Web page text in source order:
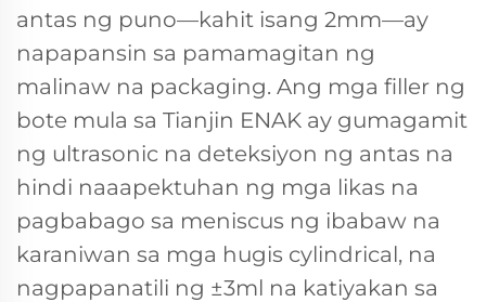
antas ng puno—kahit isang 2mm—ay
napapansin sa pamamagitan ng
malinaw na packaging. Ang mga filler ng
bote mula sa Tianjin ENAK ay gumagamit
ng ultrasonic na deteksiyon ng antas na
hindi naaapektuhan ng mga likas na
pagbabago sa meniscus ng ibabaw na
karaniwan sa mga hugis cylindrical, na
nagpapanatili ng ±3ml na katiyakan sa